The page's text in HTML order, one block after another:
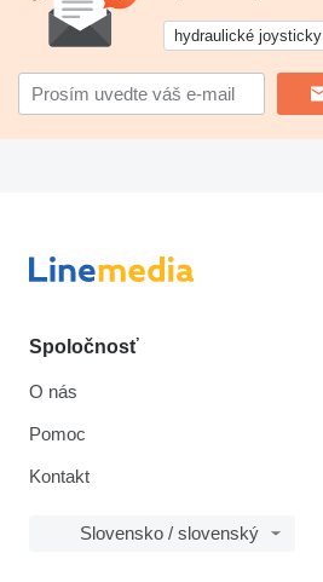
hydraulické joysticky
Spoločnosť
O nás
Pomoc
Kontakt
Slovensko / slovenský